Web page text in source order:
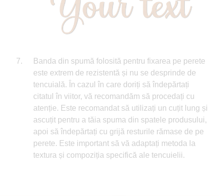
Banda din spumă folosită pentru fixarea pe perete
este extrem de rezistentă și nu se desprinde de
tencuială. În cazul în care doriți să îndepărtați
citatul în viitor, vă recomandăm să procedați cu
atenție. Este recomandat să utilizați un cuțit lung și
ascuțit pentru a tăia spuma din spatele produsului,
apoi să îndepărtați cu grijă resturile rămase de pe
perete. Este important să vă adaptați metoda la
textura și compoziția specifică ale tencuielii.